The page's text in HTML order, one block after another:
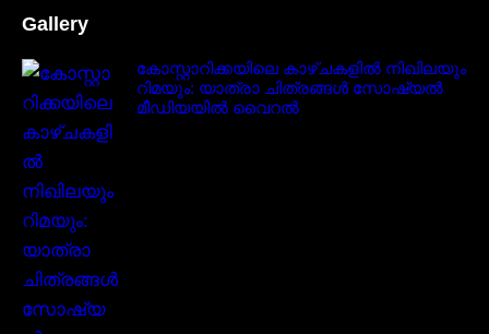
Gallery
കോസ്റ്റാറിക്കയിലെ കാഴ്ചകളിൽ നിഖിലയും
റിമയും: യാത്രാ ചിത്രങ്ങൾ സോഷ്യൽ
മീഡിയയിൽ വൈറൽ